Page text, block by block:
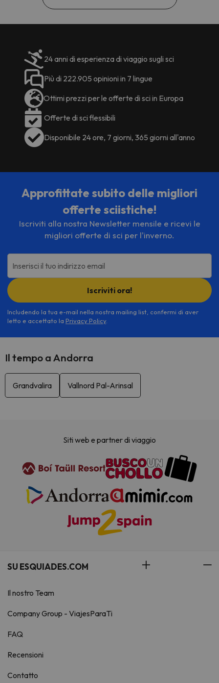
24 anni di esperienza di viaggio sugli sci
Più di 222.905 opinioni in 7 lingue
Ottimi prezzi per le offerte di sci in Europa
Offerte di sci flessibili
Disponibile 24 ore, 7 giorni, 365 giorni all'anno
Approfittate subito delle migliori
offerte sciistiche!
Iscriviti alla nostra Newsletter mensile e ricevi le
migliori offerte di sci per l'inverno.
Inserisci il tuo indirizzo email
Iscriviti ora!
Includendo la tua e-mail nella nostra mailing list, confermi di aver
letto e accettato la Privacy Policy.
Il tempo a Andorra
Grandvalira Vallnord Pal-Arinsal
Siti web e partner di viaggio
SU ESQUIADES.COM
Il nostro Team
Company Group - ViajesParaTi
FAQ
Recensioni
Contatto